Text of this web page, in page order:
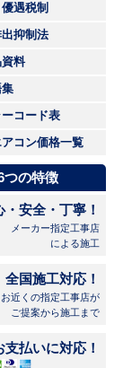
遇税制
抑制法
料
コード表
コン価格一覧
つの特徴
・安全・丁寧！
メーカー指定工事店
による施工
全国施工対応！
お近くの指定工事店が
ご提案から施工まで
払いに対応！